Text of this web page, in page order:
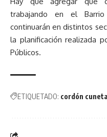
trabajando en el
continuarán en distintos
la planificación realizada
Públicos.
ETIQUETADO: cordón cuneta